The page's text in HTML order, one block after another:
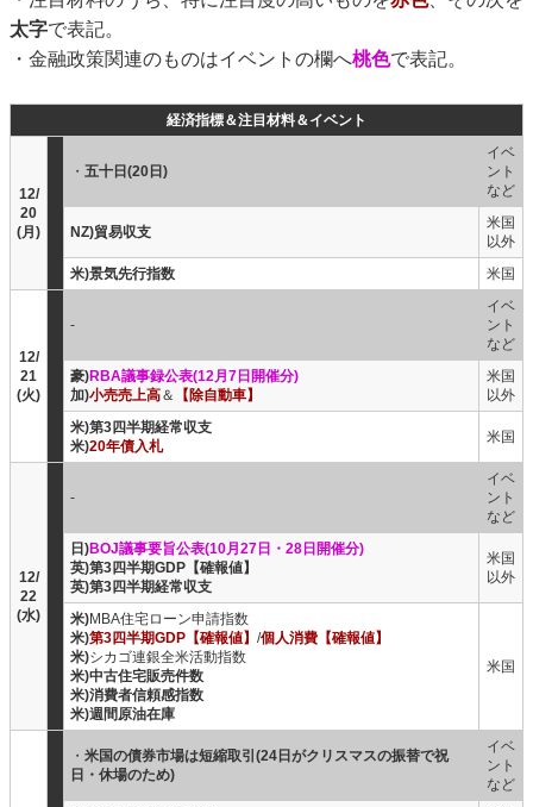
太字で表記。
・金融政策関連のものはイベントの欄へ桃色で表記。
経済指標＆注目材料＆イベント
12/
20
(月)
・ 五十日(20日)
イベ
ント
など
NZ)貿易収支
米国
以外
米)景気先行指数
米国
12/
21
(火)
-
イベ
ント
など
豪)RBA議事録公表(12月7日開催分)
加)小売売上高＆ 【除自動車】
米国
以外
米)第3四半期経常収支
米)20年債入札
米国
12/
22
(水)
-
イベ
ント
など
日)BOJ議事要旨公表(10月27日・28日開催分)
英)第3四半期GDP【確報値】
英)第3四半期経常収支
米国
以外
米)MBA住宅ローン申請指数
米)第3四半期GDP【確報値】 /個人消費【確報値】
米)シカゴ連銀全米活動指数
米)中古住宅販売件数
米)消費者信頼感指数
米)週間原油在庫
米国
・ 米国の債券市場は短縮取引(24日がクリスマスの振替で祝
日・休場のため)
イベ
ント
など